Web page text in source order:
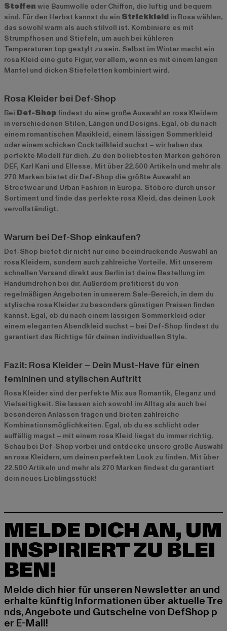
Stoffen wie Baumwolle oder Chiffon, die luftig und bequem
sind. Für den Herbst kannst du ein Strickkleid in Rosa wählen,
das sowohl warm als auch stilvoll ist. Kombiniere es mit
Strumpfhosen und Stiefeln, um auch bei kühleren
Temperaturen top gestylt zu sein. Selbst im Winter macht ein
rosa Kleid eine gute Figur, vor allem, wenn es mit einem langen
Mantel und dicken Stiefeletten kombiniert wird.
Rosa Kleider bei Def-Shop
Bei Def-Shop findest du eine große Auswahl an rosa Kleidern
in verschiedenen Stilen, Längen und Designs. Egal, ob du nach
einem romantischen Maxikleid, einem lässigen Sommerkleid
oder einem schicken Cocktailkleid suchst – wir haben das
perfekte Modell für dich. Zu den beliebtesten Marken gehören
DEF, Karl Kani und Ellesse. Mit über 22.500 Artikeln und mehr als
270 Marken bietet dir Def-Shop die größte Auswahl an
Streetwear und Urban Fashion in Europa. Stöbere durch unser
Sortiment und finde das perfekte rosa Kleid, das deinen Look
vervollständigt.
Warum bei Def-Shop einkaufen?
Def-Shop bietet dir nicht nur eine beeindruckende Auswahl an
rosa Kleidern, sondern auch zahlreiche Vorteile. Mit unserem
schnellen Versand direkt aus Berlin ist deine Bestellung im
Handumdrehen bei dir. Außerdem profitierst du von
regelmäßigen Angeboten in unserem Sale-Bereich, in dem du
stylische rosa Kleider zu besonders günstigen Preisen finden
kannst. Egal, ob du nach einem lässigen Sommerkleid oder
einem eleganten Abendkleid suchst – bei Def-Shop findest du
garantiert das Richtige für deinen individuellen Style.
Fazit: Rosa Kleider – Dein Must-Have für einen
femininen und stylischen Auftritt
Rosa Kleider sind der perfekte Mix aus Romantik, Eleganz und
Vielseitigkeit. Sie lassen sich sowohl im Alltag als auch bei
besonderen Anlässen tragen und bieten zahlreiche
Kombinationsmöglichkeiten. Egal, ob du es schlicht oder
auffällig magst – mit einem rosa Kleid liegst du immer richtig.
Schau bei Def-Shop vorbei und entdecke unsere große Auswahl
an rosa Kleidern, um deinen perfekten Look zu finden. Mit über
22.500 Artikeln und mehr als 270 Marken findest du garantiert
dein neues Lieblingsstück!
MELDE DICH AN, UM
INSPIRIERT ZU BLEI
BEN!
Melde dich hier für unseren Newsletter an und
erhalte künftig Informationen über aktuelle Tre
nds, Angebote und Gutscheine von DefShop p
er E-Mail!